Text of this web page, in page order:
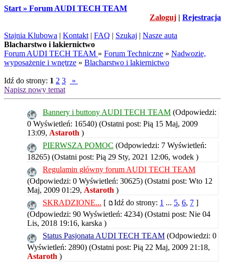
Start » Forum AUDI TECH TEAM
Zaloguj | Rejestracja
Stajnia Klubowa | Kontakt | FAQ | Szukaj | Nasze auta
Blacharstwo i lakiernictwo
Forum AUDI TECH TEAM » Forum Techniczne » Nadwozie,
wyposażenie i wnętrze » Blacharstwo i lakiernictwo
Idź do strony: 1 2 3
»
Napisz nowy temat
Bannery i buttony AUDI TECH TEAM (Odpowiedzi:
0 Wyświetleń: 16540) (Ostatni post: Pią 15 Maj, 2009
13:09, Astaroth )
PIERWSZA POMOC (Odpowiedzi: 7 Wyświetleń:
18265) (Ostatni post: Pią 29 Sty, 2021 12:06, wodek )
Regulamin główny forum AUDI TECH TEAM
(Odpowiedzi: 0 Wyświetleń: 30625) (Ostatni post: Wto 12
Maj, 2009 01:29, Astaroth )
SKRADZIONE... [ Idź do strony: 1 ... 5, 6, 7 ]
(Odpowiedzi: 90 Wyświetleń: 4234) (Ostatni post: Nie 04
Lis, 2018 19:16, karska )
Status Pasjonata AUDI TECH TEAM (Odpowiedzi: 0
Wyświetleń: 2890) (Ostatni post: Pią 22 Maj, 2009 21:18,
Astaroth )